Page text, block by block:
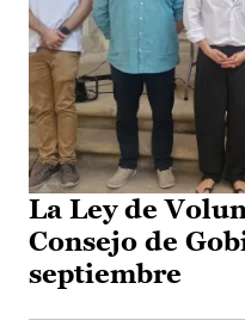
La Ley de
Consejo de
septiembre